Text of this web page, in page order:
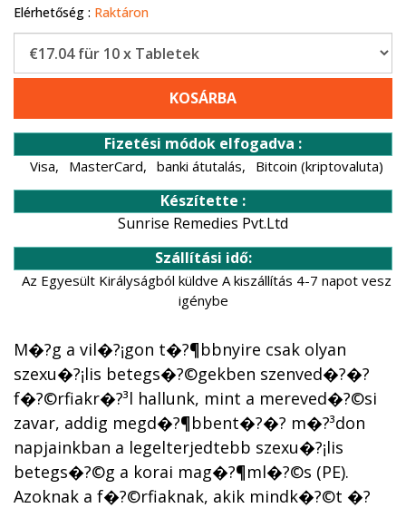
Elérhetőség : Raktáron
KOSÁRBA
Fizetési módok elfogadva :
Visa, MasterCard, banki átutalás, Bitcoin (kriptovaluta)
Készítette :
Sunrise Remedies Pvt.Ltd
Szállítási idő:
Az Egyesült Királyságból küldve A kiszállítás 4-7 napot vesz
igénybe
M�?­g a vil�?¡gon t�?¶bbnyire csak olyan
szexu�?¡lis betegs�?©gekben szenved�?�?
f�?©rfiakr�?³l hallunk, mint a mereved�?©si
zavar, addig megd�?¶bbent�?�? m�?³don
napjainkban a legelterjedtebb szexu�?¡lis
betegs�?©g a korai mag�?¶ml�?©s (PE).
Azoknak a f�?©rfiaknak, akik mindk�?©t �?